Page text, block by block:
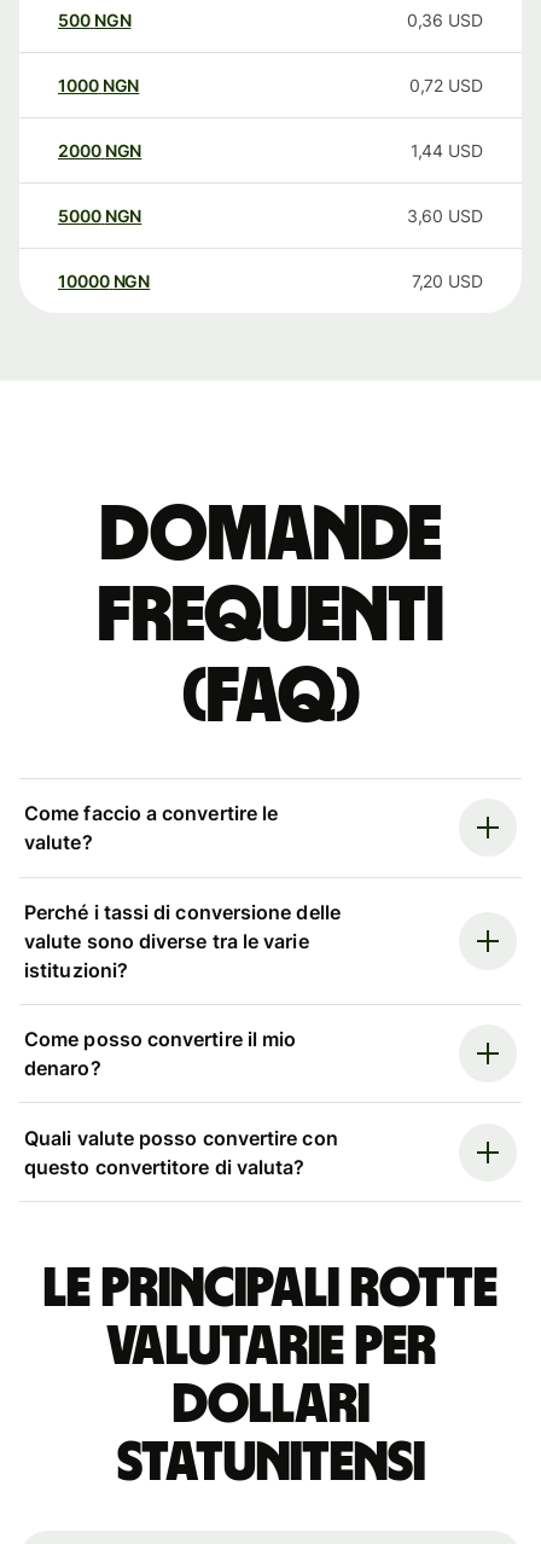
500 NGN 0,36 USD
1000 NGN 0,72 USD
2000 NGN 1,44 USD
5000 NGN 3,60 USD
10000 NGN 7,20 USD
Domande
Frequenti
(FAQ)
Come faccio a convertire le
valute?
Perché i tassi di conversione delle
valute sono diverse tra le varie
istituzioni?
Come posso convertire il mio
denaro?
Quali valute posso convertire con
questo convertitore di valuta?
Le principali rotte
valutarie per
dollari
statunitensi